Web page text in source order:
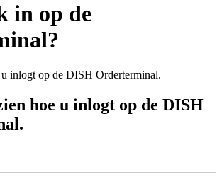
in op de
inlogt op de DISH Orderterminal.
hoe u inlogt op de DISH